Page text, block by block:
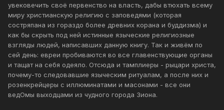
увековечить своё первенство на власть, дабы втюхать всему
миру христианскую религию с заповедями (которая
состряпана из гораздо более древних корана и буддизма) и
как бы скрыть под ней истинные языческие религиозные
взгляды людей, написавших данную книгу. Так и живём по
сей день: евреи пробиваются во все главенствующие органы
и тащат на себя одеяло. Отсюда и тамплиеры - рыцари христа,
почему-то следовавшие языческим ритуалам, а после них и
розенкрейцеры с иллюминатами и масонами - все они
ведОмы выходцами из чудного города Зиона.